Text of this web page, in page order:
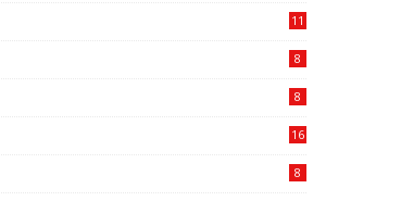
11
8
8
16
8